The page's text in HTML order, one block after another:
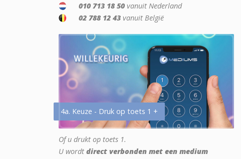
010 713 18 50 vanuit Nederland
02 788 12 43 vanuit België
4a. Keuze - Druk op toets 1 +
Of u drukt op toets 1.
U wordt direct verbonden met een medium